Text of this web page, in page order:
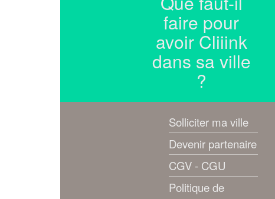
faire pour
avoir Cliiink
dans sa ville
?
Solliciter ma ville
Devenir partenaire
CGV - CGU
Politique de